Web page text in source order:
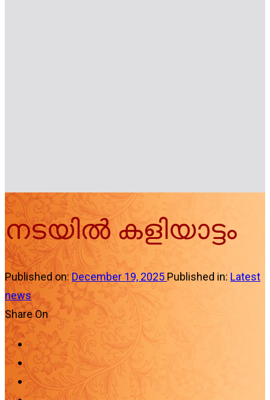
നടയിൽ കളിയാട്ടം
Published on: December 19, 2025 Published in: Latest
news
Share On